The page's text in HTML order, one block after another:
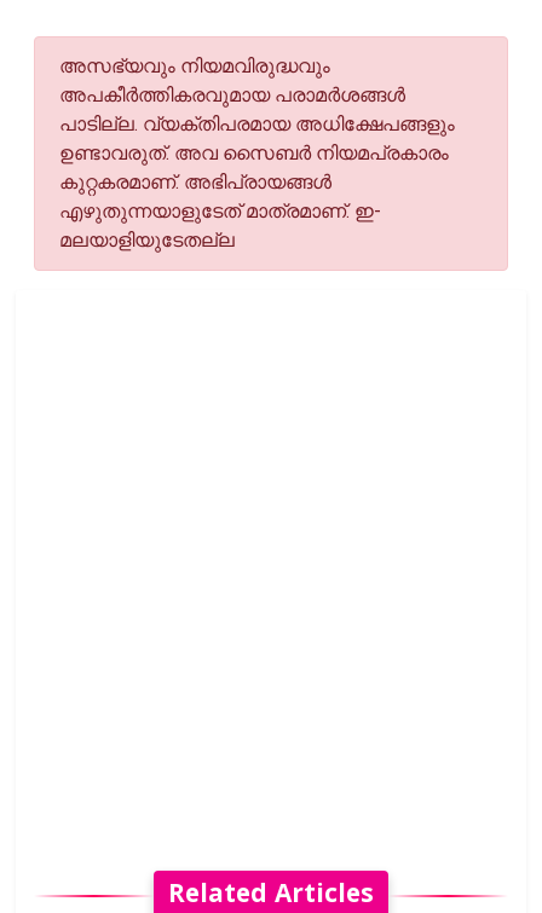
അസഭ്യവും നിയമവിരുദ്ധവും
അപകീര്‍ത്തികരവുമായ പരാമര്‍ശങ്ങള്‍
പാടില്ല. വ്യക്തിപരമായ അധിക്ഷേപങ്ങളും
ഉണ്ടാവരുത്. അവ സൈബര്‍ നിയമപ്രകാരം
കുറ്റകരമാണ്. അഭിപ്രായങ്ങള്‍
എഴുതുന്നയാളുടേത് മാത്രമാണ്. ഇ-
മലയാളിയുടേതല്ല
Related Articles